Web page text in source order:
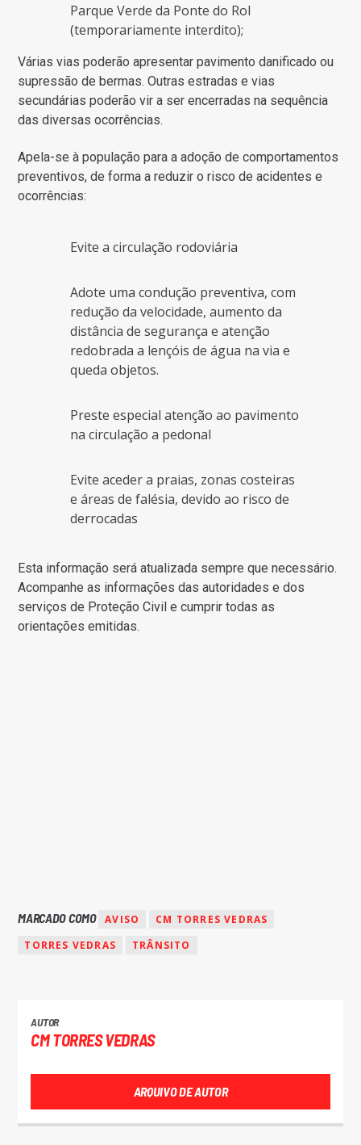
Parque Verde da Ponte do Rol
(temporariamente interdito);
Várias vias poderão apresentar pavimento danificado ou
supressão de bermas. Outras estradas e vias
secundárias poderão vir a ser encerradas na sequência
das diversas ocorrências.
Apela-se à população para a adoção de comportamentos
preventivos, de forma a reduzir o risco de acidentes e
ocorrências:
Evite a circulação rodoviária
Adote uma condução preventiva, com
redução da velocidade, aumento da
distância de segurança e atenção
redobrada a lençóis de água na via e
queda objetos.
Preste especial atenção ao pavimento
na circulação a pedonal
Evite aceder a praias, zonas costeiras
e áreas de falésia, devido ao risco de
derrocadas
Esta informação será atualizada sempre que necessário.
Acompanhe as informações das autoridades e dos
serviços de Proteção Civil e cumprir todas as
orientações emitidas.
MARCADO COMO AVISO
CM TORRES VEDRAS
TORRES VEDRAS
TRÂNSITO
AUTOR
CM TORRES VEDRAS
ARQUIVO DE AUTOR